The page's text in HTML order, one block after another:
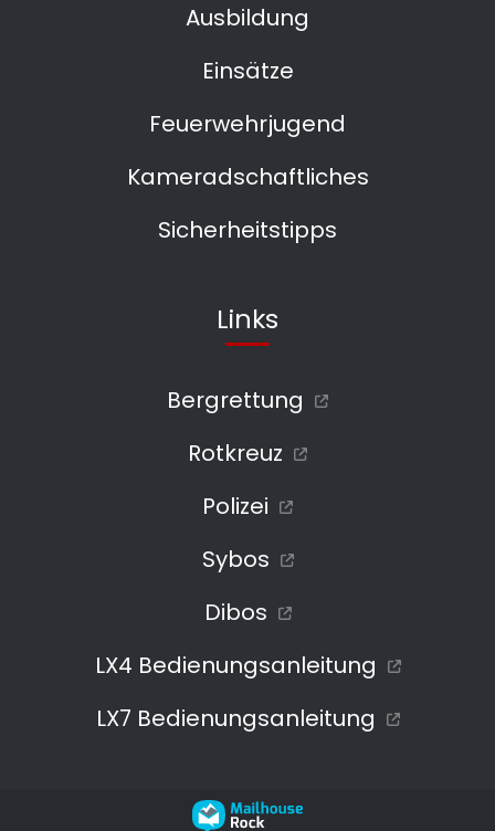
Ausbildung
Einsätze
Feuerwehrjugend
Kameradschaftliches
Sicherheitstipps
Links
Bergrettung
Rotkreuz
Polizei
Sybos
Dibos
LX4 Bedienungsanleitung
LX7 Bedienungsanleitung